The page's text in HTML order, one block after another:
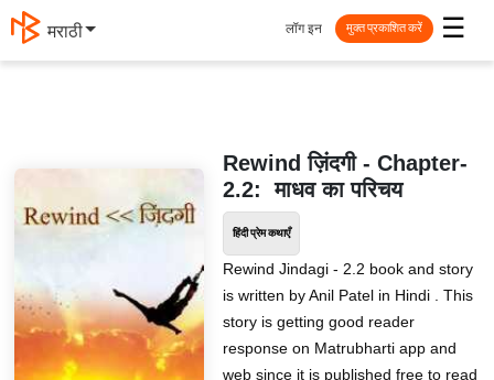
मराठी ☰
लॉग इन मुक्त प्रकाशित करें
Rewind ज़िंदगी - Chapter-
2.2: माधव का परिचय
हिंदी प्रेम कथाएँ
Rewind Jindagi - 2.2 book and story
is written by Anil Patel in Hindi . This
story is getting good reader
response on Matrubharti app and
web since it is published free to read